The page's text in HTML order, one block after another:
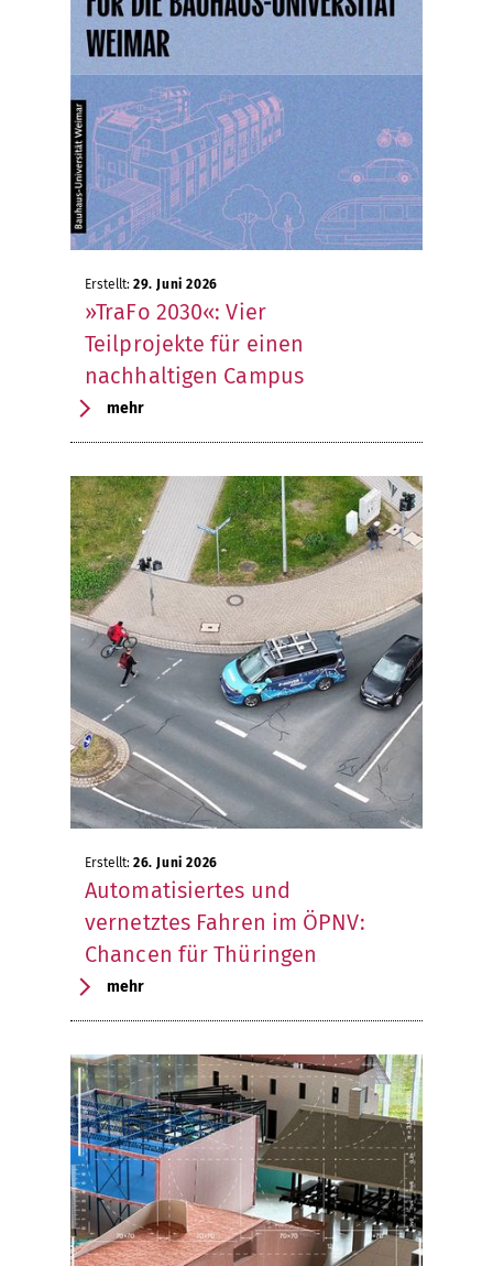
Erstellt: 29. Juni 2026
»TraFo 2030«: Vier
Teilprojekte für einen
nachhaltigen Campus
mehr
Erstellt: 26. Juni 2026
Automatisiertes und
vernetztes Fahren im ÖPNV:
Chancen für Thüringen
mehr